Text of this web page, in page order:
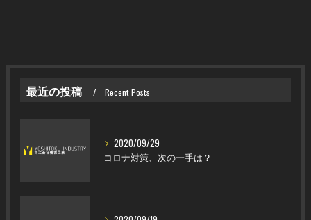
最近の投稿 Recent Posts
2020/09/29
コロナ対策、次の一手は？